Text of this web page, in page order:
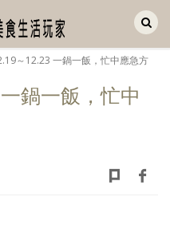
～12.23 一鍋一飯，忙中應急方
鍋一飯，忙中